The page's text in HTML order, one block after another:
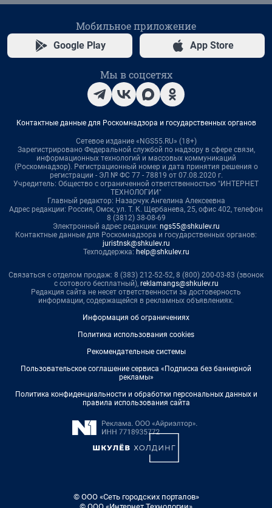
Мобильное приложение
Google Play App Store
Мы в соцсетях
Контактные данные для Роскомнадзора и государственных органов
Сетевое издание «NGS55.RU» (18+)
Зарегистрировано Федеральной службой по надзору в сфере связи,
информационных технологий и массовых коммуникаций
(Роскомнадзор). Регистрационный номер и дата принятия решения о
регистрации - ЭЛ № ФС 77 - 78819 от 07.08.2020 г.
Учредитель: Общество с ограниченной ответственностью "ИНТЕРНЕТ
ТЕХНОЛОГИИ"
Главный редактор: Назарчук Ангелина Алексеевна
Адрес редакции: Россия, Омск, ул. Т. К. Щербанева, 25, офис 402, телефон
8 (3812) 38-08-69
Электронный адрес редакции: ngs55@shkulev.ru
Контактные данные для Роскомнадзора и государственных органов:
juristnsk@shkulev.ru
Техподдержка: help@shkulev.ru
Связаться с отделом продаж: 8 (383) 212-52-52, 8 (800) 200-03-83 (звонок
с сотового бесплатный), reklamangs@shkulev.ru
Редакция сайта не несет ответственности за достоверность
информации, содержащейся в рекламных объявлениях.
Информация об ограничениях
Политика использования cookies
Рекомендательные системы
Пользовательское соглашение сервиса «Подписка без баннерной
рекламы»
Политика конфиденциальности и обработки персональных данных и
правила использования сайта
© ООО «Сеть городских порталов»